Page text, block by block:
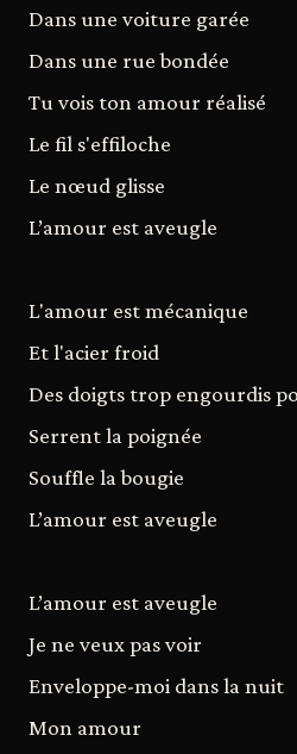
Dans une voiture garée
Dans une rue bondée
Tu vois ton amour réalisé
Le fil s'effiloche
Le nœud glisse
L’amour est aveugle
L'amour est mécanique
Et l'acier froid
Des doigts trop engourdis
Serrent la poignée
Souffle la bougie
L’amour est aveugle
L’amour est aveugle
Je ne veux pas voir
Enveloppe-moi dans la nuit
Mon amour